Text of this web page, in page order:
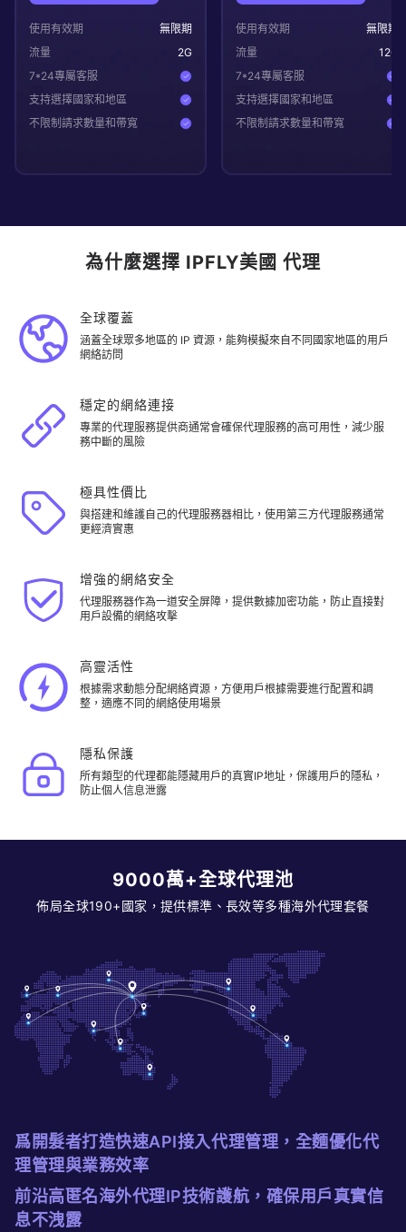
使用有效期
無限期
流量
2G
7*24專屬客服
支持選擇國家和地區
不限制請求數量和帶寬
使用有效期
無限期
流量
12G
7*24專屬客服
支持選擇國家和地區
不限制請求數量和帶寬
為什麼選擇 IPFLY美國 代理
全球覆蓋
涵蓋全球眾多地區的 IP 資源，能夠模擬來自不同國家地區的用戶
網絡訪問
穩定的網絡連接
專業的代理服務提供商通常會確保代理服務的高可用性，減少服
務中斷的風險
極具性價比
與搭建和維護自己的代理服務器相比，使用第三方代理服務通常
更經濟實惠
增強的網絡安全
代理服務器作為一道安全屏障，提供數據加密功能，防止直接對
用戶設備的網絡攻擊
高靈活性
根據需求動態分配網絡資源，方便用戶根據需要進行配置和調
整，適應不同的網絡使用場景
隱私保護
所有類型的代理都能隱藏用戶的真實IP地址，保護用戶的隱私，
防止個人信息泄露
9000萬+全球代理池
佈局全球190+國家，提供標準、長效等多種海外代理套餐
爲開髮者打造快速API接入代理管理，全麵優化代
理管理與業務效率
前沿高匿名海外代理IP技術護航，確保用戶真實信
息不洩露